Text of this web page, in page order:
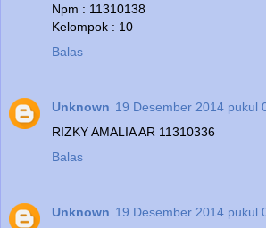
Npm : 11310138
Kelompok : 10
Balas
Unknown 19 Desember 2014 pukul
RIZKY AMALIA AR 11310336
Balas
Unknown 19 Desember 2014 pukul